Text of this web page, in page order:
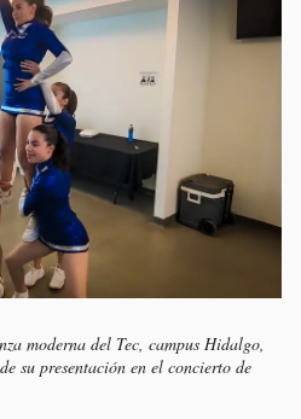
moderna del Tec, campus Hidalgo,
su presentación en el concierto de